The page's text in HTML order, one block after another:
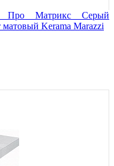
1 Про Матрикс Серый
Kerama Marazzi